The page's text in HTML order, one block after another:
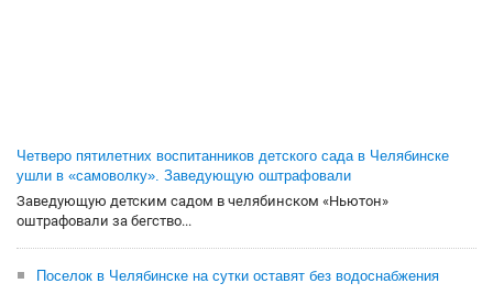
Четверо пятилетних воспитанников детского сада в Челябинске
ушли в «самоволку». Заведующую оштрафовали
Заведующую детским садом в челябинском «Ньютон»
оштрафовали за бегство...
Поселок в Челябинске на сутки оставят без водоснабжения